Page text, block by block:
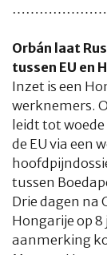
HOME
Orbán laat
tussen EU en
Inzet is een
werknemers.
leidt tot
de EU via een
tussen
Drie dagen na
Hongarije op
aanmerking